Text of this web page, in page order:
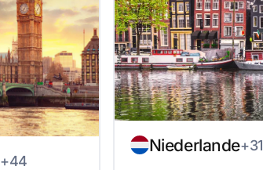
+44
Niederlande+31